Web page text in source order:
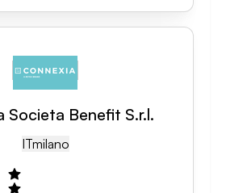
Societa Benefit S.r.l.
ITMilano